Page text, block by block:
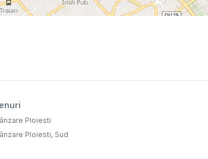
Ploiesti
Ploiesti, Sud